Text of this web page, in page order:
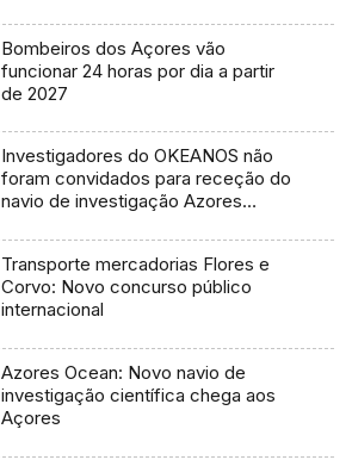
Bombeiros dos Açores vão
funcionar 24 horas por dia a partir
de 2027
Investigadores do OKEANOS não
foram convidados para receção do
navio de investigação Azores
Transporte mercadorias Flores e
Corvo: Novo concurso público
internacional
Azores Ocean: Novo navio de
investigação científica chega aos
Açores